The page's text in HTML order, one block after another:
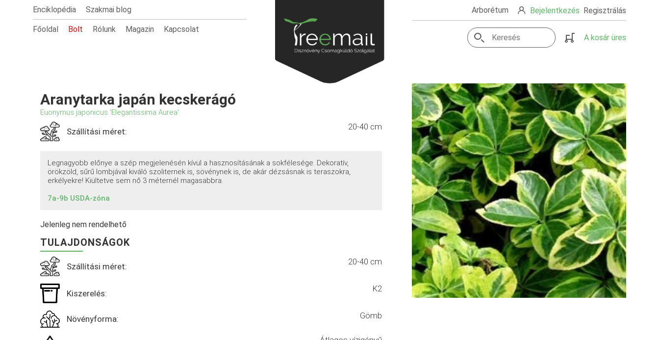
Enciklopédia Szakmai blog
Főoldal Bolt Rólunk Magazin Kapcsolat
Arborétum Bejelentkezés Regisztrálás
A kosár üres
Aranytarka japán kecskerágó
Euonymus japonicus 'Elegantissima Aurea'
Szállítási méret: 20-40 cm
Legnagyobb előnye a szép megjelenésén kívül a hasznosításának a sokfélesége. Dekoratív,
örökzöld, sűrű lombjával kiváló szoliternek is, sövénynek is, de akár dézsásnak is teraszokra,
erkélyekre! Kiültetve sem nő 3 méternél magasabbra.
7a-9b USDA-zóna
Jelenleg nem rendelhető
TULAJDONSÁGOK
Szállítási méret: 20-40 cm
Kiszerelés: K2
Növényforma: Gömb